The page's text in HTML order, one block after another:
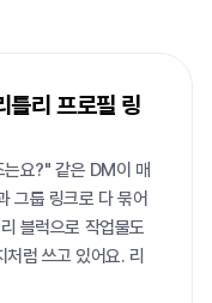
틀리 프로필 링
요?" 같은 DM이 매
그룹 링크로 다 묶어
블럭으로 작업물도
럼 쓰고 있어요. 리